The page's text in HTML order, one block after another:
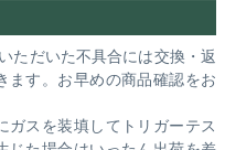
ただいた不具合には交換・返
ます。お早めの商品確認をお
ガスを装填してトリガーテス